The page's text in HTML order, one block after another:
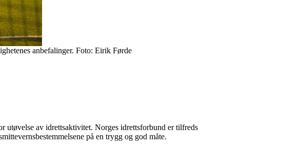
anbefalinger. Foto: Eirik Førde
utøvelse av idrettsaktivitet. Norges idrettsforbund er tilfreds
på en trygg og god måte.